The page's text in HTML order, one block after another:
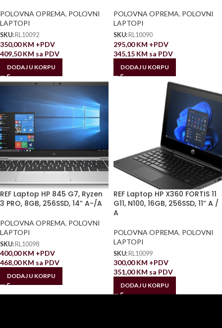
POLOVNA OPREMA, POLOVNI
LAPTOPI
SKU: RL10092
350,00KM +PDV
409,50KM sa PDV
DODAJ U KORPU
POLOVNA OPREMA, POLOVNI
LAPTOPI
SKU: RL10090
295,00KM +PDV
345,15 KM sa PDV
DODAJ U KORPU
REF Laptop HP 845 G7, Ryzen
3 PRO, 8GB, 256SSD, 14” A-/A
POLOVNA OPREMA, POLOVNI
LAPTOPI
SKU: RL10098
400,00KM +PDV
468,00KM sa PDV
DODAJ U KORPU
REF Laptop HP X360 FORTIS 11
G11, N100, 16GB, 256SSD, 11” A /
A
POLOVNA OPREMA, POLOVNI
LAPTOPI
SKU: RL10099
300,00KM +PDV
351,00KM sa PDV
DODAJ U KORPU